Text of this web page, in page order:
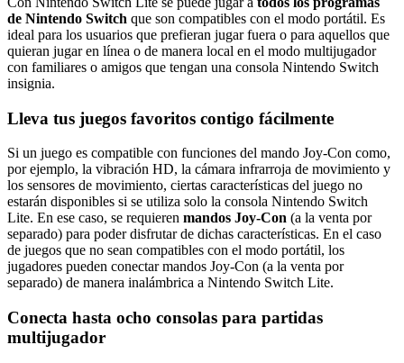
de Nintendo Switch que son compatibles con el modo portátil. Es
ideal para los usuarios que prefieran jugar fuera o para aquellos que
quieran jugar en línea o de manera local en el modo multijugador
con familiares o amigos que tengan una consola Nintendo Switch
insignia.
Lleva tus juegos favoritos contigo fácilmente
Si un juego es compatible con funciones del mando Joy-Con como,
por ejemplo, la vibración HD, la cámara infrarroja de movimiento y
los sensores de movimiento, ciertas características del juego no
estarán disponibles si se utiliza solo la consola Nintendo Switch
Lite. En ese caso, se requieren mandos Joy-Con (a la venta por
separado) para poder disfrutar de dichas características. En el caso
de juegos que no sean compatibles con el modo portátil, los
jugadores pueden conectar mandos Joy-Con (a la venta por
separado) de manera inalámbrica a Nintendo Switch Lite.
Conecta hasta ocho consolas para partidas
multijugador